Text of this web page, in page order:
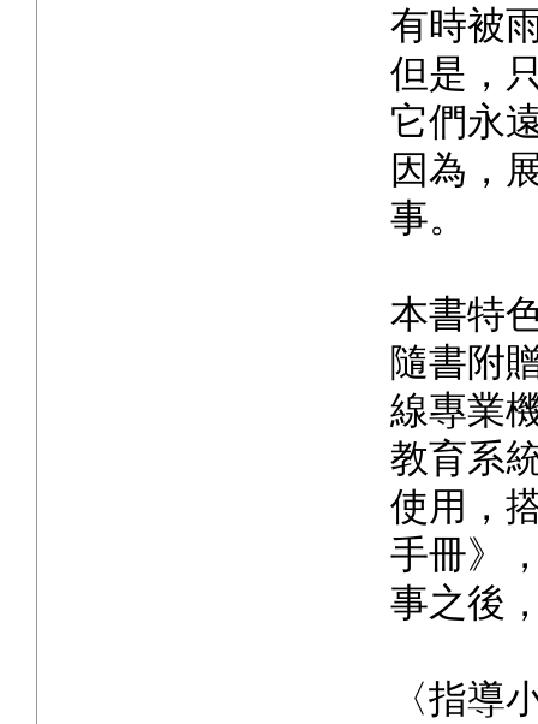
有時被
但是，
它們永
因為，
事。
本書特
隨書附
線專業
教育系
使用，
手冊》
事之後
〈指導